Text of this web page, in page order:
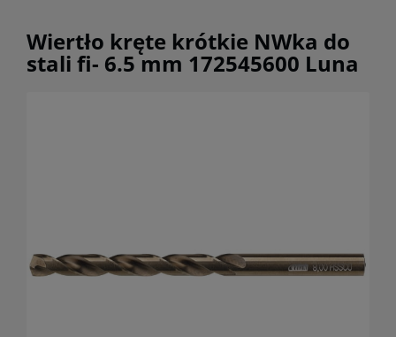
Wiertło kręte krótkie NWka do
stali fi- 6.5 mm 172545600 Luna